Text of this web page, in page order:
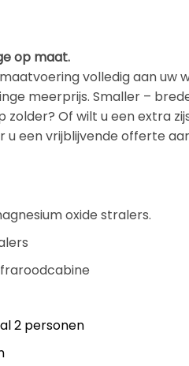
op maat.
volledig aan uw
meerprijs. Smaller –
zolder? Of wilt u een extra
een vrijblijvende offerte
oxide stralers.
2 personen